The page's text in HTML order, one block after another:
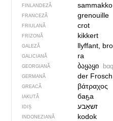
FINLANDEZĂ sammakko
FRANCEZĂ grenouille
FRIULANĂ crot
FRIZONĂ kikkert
GALEZĂ llyffant,
GALICIANĂ ra
GEORGIANĂ ბაყაყი
GERMANĂ der Frosch
GREACĂ βάτραχος
IAKUTĂ баҕа
IDIȘ זשאַבע
INDONEZIANĂ kodok